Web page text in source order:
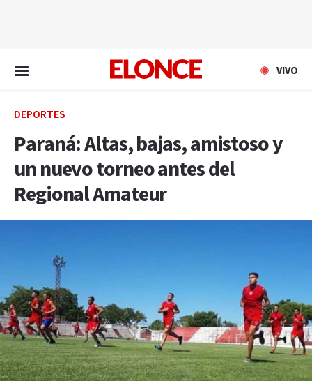
VIVO
DEPORTES
Paraná: Altas, bajas, amistoso y
un nuevo torneo antes del
Regional Amateur